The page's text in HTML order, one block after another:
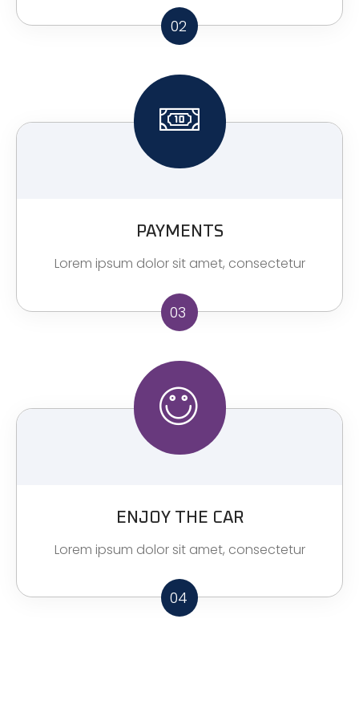
02
PAYMENTS
Lorem ipsum dolor sit amet, consectetur
03
ENJOY THE CAR
Lorem ipsum dolor sit amet, consectetur
04